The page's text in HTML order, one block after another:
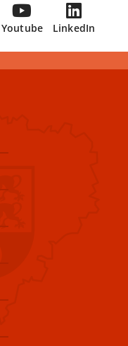
Youtube LinkedIn